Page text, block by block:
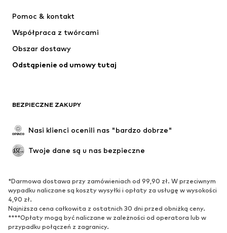
Kurtki
Bielizna
Płaszcze
Spódnice
Specjalne okazje
Nowości
Na czasie
Trampki & sneakersy
Czółenka & buty na obcasie
Kozaki
Sandały
Pomoc & kontakt
Współpraca z twórcami
Obszar dostawy
Odstąpienie od umowy tutaj
BEZPIECZNE ZAKUPY
Nasi klienci ocenili nas "bardzo dobrze"
Twoje dane są u nas bezpieczne
*Darmowa dostawa przy zamówieniach od 99,90 zł. W przeciwnym
wypadku naliczane są koszty wysyłki i opłaty za usługę w wysokości
4,90 zł.
Najniższa cena całkowita z ostatnich 30 dni przed obniżką ceny.
****Opłaty mogą być naliczane w zależności od operatora lub w
przypadku połączeń z zagranicy.